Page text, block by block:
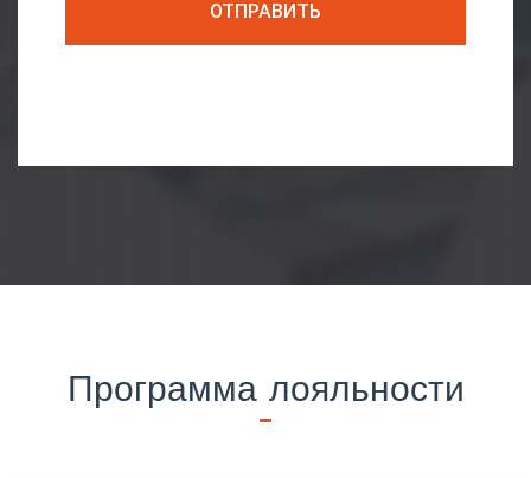
Программа лояльности